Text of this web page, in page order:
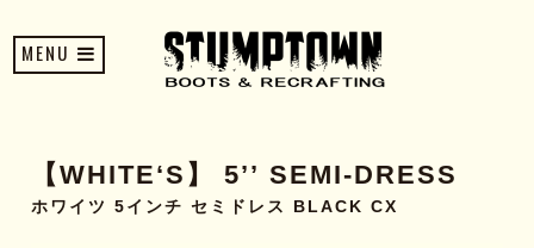
MENU
【WHITE‘S】 5’’ SEMI-DRESS
ホワイツ 5インチ セミドレス BLACK CX